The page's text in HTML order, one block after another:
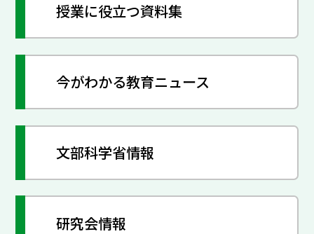
授業に役立つ資料集
今がわかる教育ニュース
文部科学省情報
研究会情報